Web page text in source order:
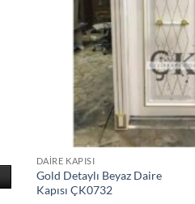
DAIRE KAPISI
Gold Detaylı Beyaz Daire
Kapısı ÇK0732